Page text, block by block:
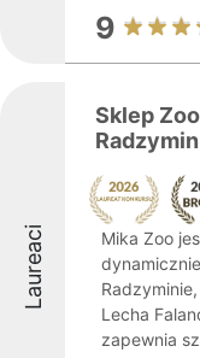
9
Laureaci
Sklep
Radzymin
Mika Zoo
Lecha
zapewnia